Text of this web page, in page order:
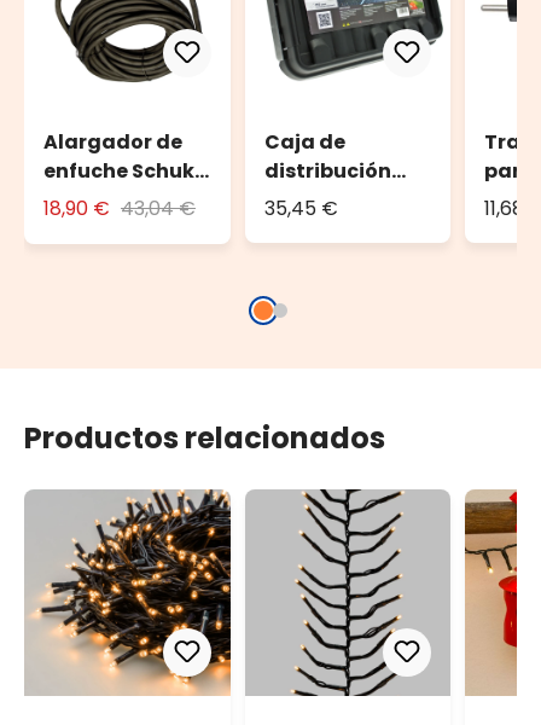
Alargador de
enfuche Schuko
10 m
18,90 € 43,04 €
Caja de
distribución
DRiBOX
35,45 €
para
11,68
Productos relacionados